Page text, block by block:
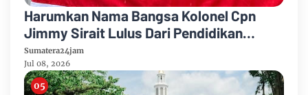
Harumkan Nama Bangsa Kolonel Cpn
Jimmy Sirait Lulus Dari Pendidikan
Militer Elite Amerika Serikat
Sumatera24jam
Jul 08, 2026